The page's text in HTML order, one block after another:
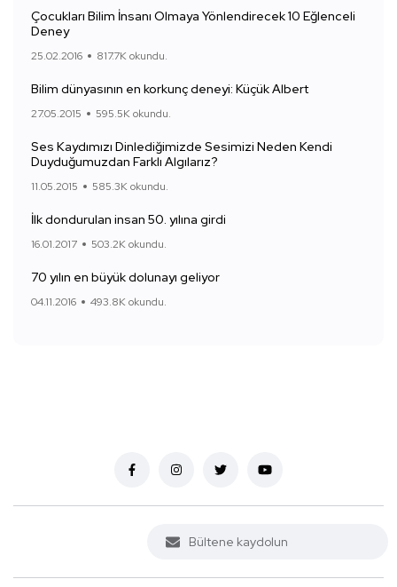
Çocukları Bilim İnsanı Olmaya Yönlendirecek 10 Eğlenceli
Deney
25.02.2016 817.7K okundu.
Bilim dünyasının en korkunç deneyi: Küçük Albert
27.05.2015 595.5K okundu.
Ses Kaydımızı Dinlediğimizde Sesimizi Neden Kendi
Duyduğumuzdan Farklı Algılarız?
11.05.2015 585.3K okundu.
İlk dondurulan insan 50. yılına girdi
16.01.2017 503.2K okundu.
70 yılın en büyük dolunayı geliyor
04.11.2016 493.8K okundu.